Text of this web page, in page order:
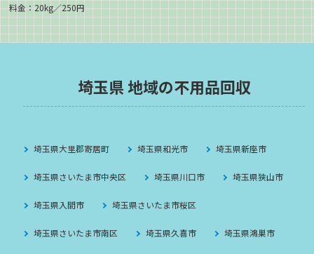
料金：20kg／250円
埼玉県 地域の不用品回収
埼玉県大里郡寄居町 埼玉県和光市 埼玉県新座市
埼玉県さいたま市中央区 埼玉県川口市 埼玉県狭山市
埼玉県入間市 埼玉県さいたま市桜区
埼玉県さいたま市南区 埼玉県久喜市 埼玉県鴻巣市